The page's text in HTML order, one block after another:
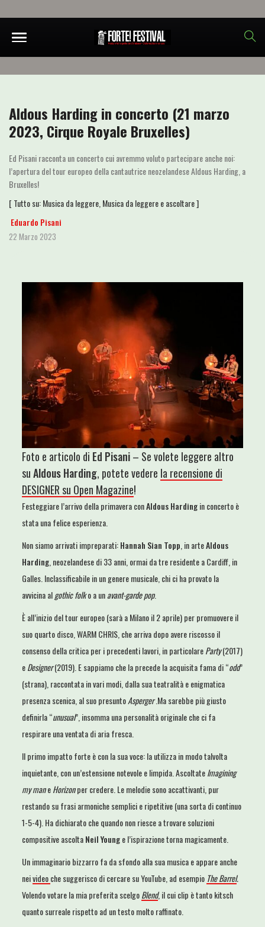
Aldous Harding in concerto (21 marzo
2023, Cirque Royale Bruxelles)
Ed Pisani racconta un concerto cui avremmo voluto partecipare anche noi:
l’apertura del tour europeo della cantautrice neozelandese Aldous Harding, a
Bruxelles!
[ Tutto su:Musica da leggere Musica da leggere e ascoltare]
Eduardo Pisani
22 Marzo 2023
Foto e articolo di Ed Pisani– Se volete leggere altro
suAldous Harding, potete vedere la recensione di
DESIGNER su Open Magazine!
Festeggiare l’arrivo della primavera conAldous Hardingin concerto è
stata una felice esperienza.
Non siamo arrivati impreparati:Hannah Sian Topp, in arteAldous
Harding, neozelandese di 33 anni, ormai da tre residente a Cardiff, in
Galles. Inclassificabile in un genere musicale, chi ci ha provato la
avvicina algothic folko a unavant-gardepop.
È all’inizio del tour europeo (sarà a Milano il 2 aprile) per promuovere il
suo quarto disco, WARM CHRIS, che arriva dopo avere riscosso il
consenso della critica per i precedenti lavori, in particolareParty(2017)
eDesigner(2019). E sappiamo che la precede la acquisita fama di “odd”
(strana), raccontata in vari modi, dalla sua teatralità e enigmatica
presenza scenica, al suo presuntoAsperger.Ma sarebbe più giusto
definirla “unusual”, insomma una personalità originale che ci fa
respirare una ventata di aria fresca.
Il primo impatto forte è con la sua voce: la utilizza in modo talvolta
inquietante, con un’estensione notevole e limpida. AscoltateImagining
my maneHorizonper credere. Le melodie sono accattivanti, pur
restando su frasi armoniche semplici e ripetitive (una sorta di continuo
1-5-4). Ha dichiarato che quando non riesce a trovare soluzioni
compositive ascoltaNeil Younge l’ispirazione torna magicamente.
Un immaginario bizzarro fa da sfondo alla sua musica e appare anche
neivideoche suggerisco di cercare su YouTube, ad esempio The Barrel.
Volendo votare la mia preferita scelgoBlend, il cui clip è tanto kitsch
quanto surreale rispetto ad un testo molto raffinato.